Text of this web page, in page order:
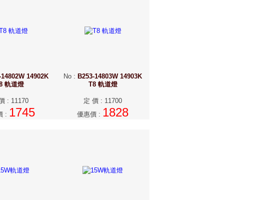
14802W 14902K
軌道燈
: 11170
: 1745
No : B253-14803W 14903K
T8 軌道燈
定 價 : 11700
優惠價 : 1828